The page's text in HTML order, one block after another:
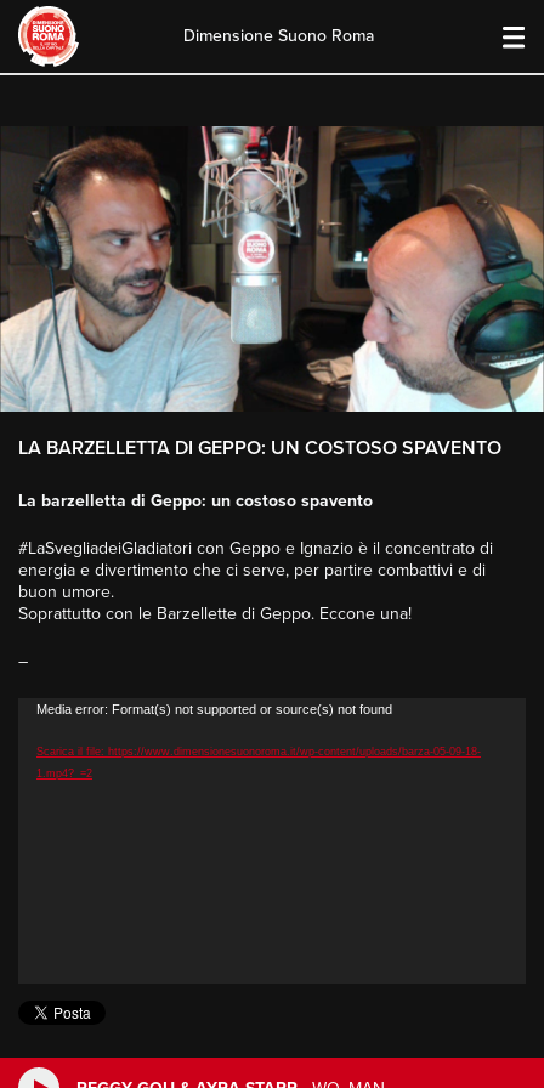
Dimensione Suono Roma
LA BARZELLETTA DI GEPPO: UN COSTOSO SPAVENTO
La barzelletta di Geppo: un costoso spavento
#LaSvegliadeiGladiatori con Geppo e Ignazio è il concentrato di
energia e divertimento che ci serve, per partire combattivi e di
buon umore.
Soprattutto con le Barzellette di Geppo. Eccone una!
–
Video
Media error: Format(s) not supported or source(s) not found
Scarica il file: https://www.dimensionesuonoroma.it/wp-content/uploads/barza-05-09-18-
1.mp4?_=2